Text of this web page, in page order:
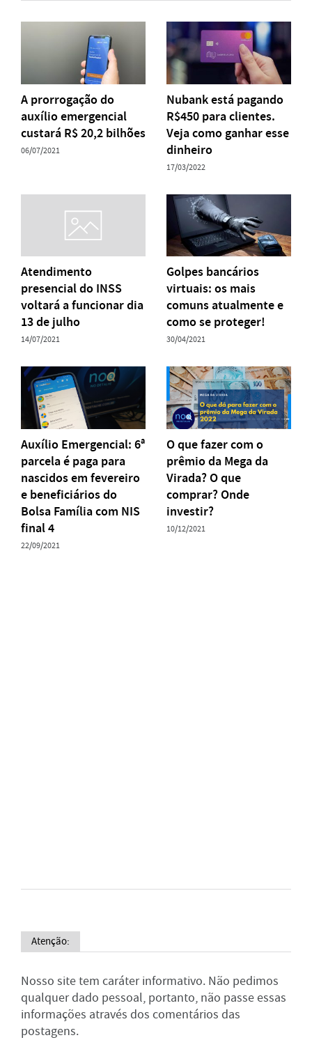
A prorrogação do
auxílio emergencial
custará R$ 20,2 bilhões
06/07/2021
Nubank está pagando
R$450 para clientes.
Veja como ganhar esse
dinheiro
17/03/2022
Atendimento
presencial do INSS
voltará a funcionar dia
13 de julho
14/07/2021
Golpes bancários
virtuais: os mais
comuns atualmente e
como se proteger!
30/04/2021
Auxílio Emergencial: 6ª
parcela é paga para
nascidos em fevereiro
e beneficiários do
Bolsa Família com NIS
final 4
22/09/2021
O que fazer com o
prêmio da Mega da
Virada? O que
comprar? Onde
investir?
10/12/2021
Atenção:
Nosso site tem caráter informativo. Não pedimos
qualquer dado pessoal, portanto, não passe essas
informações através dos comentários das
postagens.